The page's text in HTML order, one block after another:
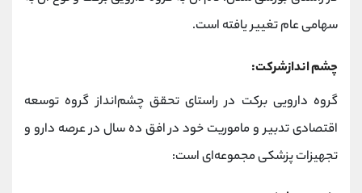
سهامی عام تغییر یافته است.
چشم اندازشرکت:
گروه دارویی برکت در راستای تحقق چشم‌انداز گروه توسعه
اقتصادی تدبیر و ماموریت خود در افق ده سال در عرصه دارو و
تجهیزات پزشکی مجموعه‌ای است: